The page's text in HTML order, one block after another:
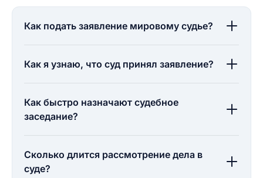
Как подать заявление мировому судье?
Как я узнаю, что суд принял заявление?
Как быстро назначают судебное
заседание?
Сколько длится рассмотрение дела в
суде?